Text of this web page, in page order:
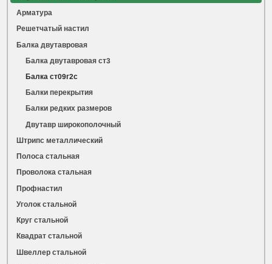
Арматура
Решетчатый настил
Балка двутавровая
Балка двутавровая ст3
Балка ст09г2с
Балки перекрытия
Балки редких размеров
Двутавр широкополочный
Штрипс металлический
Полоса стальная
Проволока стальная
Профнастил
Уголок стальной
Круг стальной
Квадрат стальной
Швеллер стальной